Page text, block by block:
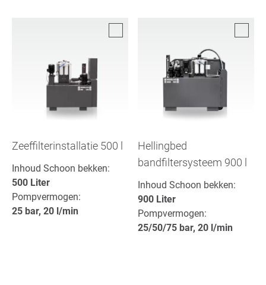
Zeeffilterinstallatie 500 l
Inhoud Schoon bekken:
500 Liter
Pompvermogen:
25 bar, 20 l/min
Hellingbed
bandfiltersysteem 900 l
Inhoud Schoon bekken:
900 Liter
Pompvermogen:
25/50/75 bar, 20 l/min